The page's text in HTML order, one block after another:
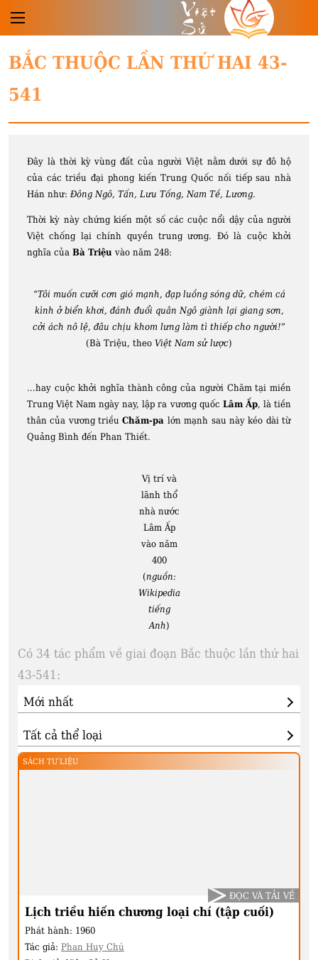
Việt
Sử
BẮC THUỘC LẦN THỨ HAI 43-
541
Đây là thời kỳ vùng đất của người Việt nằm dưới sự đô hộ
của các triều đại phong kiến Trung Quốc nối tiếp sau nhà
Hán như: Đông Ngô, Tấn, Lưu Tống, Nam Tề, Lương.
Thời kỳ này chứng kiến một số các cuộc nổi dậy của người
Việt chống lại chính quyền trung ương. Đó là cuộc khởi
nghĩa của Bà Triệu vào năm 248:
“Tôi muốn cưỡi cơn gió mạnh, đạp luồng sóng dữ, chém cá
kình ở biển khơi, đánh đuổi quân Ngô giành lại giang sơn,
cởi ách nô lệ, đâu chịu khom lưng làm tì thiếp cho người!”
(Bà Triệu, theo Việt Nam sử lược)
…hay cuộc khởi nghĩa thành công của người Chăm tại miền
Trung Việt Nam ngày nay, lập ra vương quốc Lâm Ấp, là tiền
thân của vương triềuChăm-pa lớn mạnh sau này kéo dài từ
Quảng Bình đến Phan Thiết.
Vị trí và
lãnh thổ
nhà nước
Lâm Ấp
vào năm
400
(nguồn:
Wikipedia
tiếng
Anh)
Có 34 tác phẩm về giai đoạn Bắc thuộc lần thứ hai
43-541:
SÁCH TƯ LIỆU
Lịch triều hiến chương loại chí (tập cuối)
Phát hành: 1960
Tác giả: Phan Huy Chú
ĐỌC VÀ TẢI VỀ